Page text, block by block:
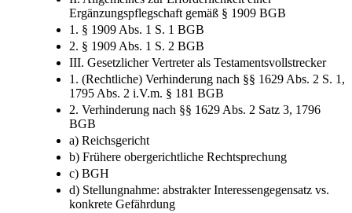
Ergänzungspflegschaft gemäß § 1909 BGB
1. § 1909 Abs. 1 S. 1 BGB
2. § 1909 Abs. 1 S. 2 BGB
III. Gesetzlicher Vertreter als Testamentsvollstrecker
1. (Rechtliche) Verhinderung nach §§ 1629 Abs. 2 S. 1,
1795 Abs. 2 i.V.m. § 181 BGB
2. Verhinderung nach §§ 1629 Abs. 2 Satz 3, 1796
BGB
a) Reichsgericht
b) Frühere obergerichtliche Rechtsprechung
c) BGH
d) Stellungnahme: abstrakter Interessengegensatz vs.
konkrete Gefährdung